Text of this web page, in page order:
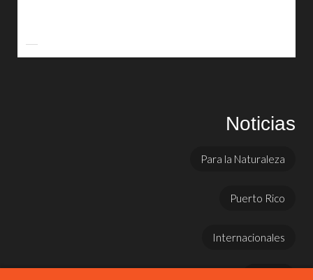
Noticias
Para la Naturaleza
Puerto Rico
Internacionales